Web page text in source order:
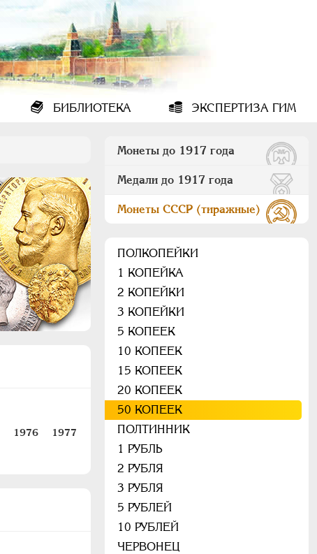
БИБЛИОТЕКА ЭКСПЕРТИЗА ГИМ
1976
1977
Монеты до 1917 года
Медали до 1917 года
Монеты СССР (тиражные)
ПОЛКОПЕЙКИ
1 КОПЕЙКА
2 КОПЕЙКИ
3 КОПЕЙКИ
5 КОПЕЕК
10 КОПЕЕК
15 КОПЕЕК
20 КОПЕЕК
50 КОПЕЕК
ПОЛТИННИК
1 РУБЛЬ
2 РУБЛЯ
3 РУБЛЯ
5 РУБЛЕЙ
10 РУБЛЕЙ
ЧЕРВОНЕЦ